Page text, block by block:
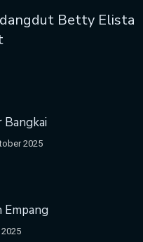
Betty Elista
Bangkai
2025
Empang